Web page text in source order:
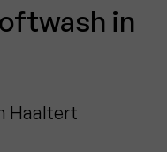
in
Haaltert